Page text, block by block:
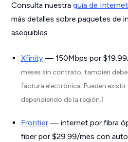
Consulta nuestra guía de
más detalles sobre paquetes de
asequibles.
Xfinity— 150Mbps por
meses sin contrato; también
factura electrónica. Pueden
dependiendo de la región.)
Frontier— internet por fibra
fiber por $29.99/mes con